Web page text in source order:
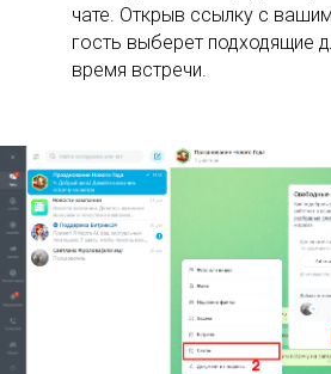
чате. Открыв ссылку с
гость выберет подходящие
время встречи.